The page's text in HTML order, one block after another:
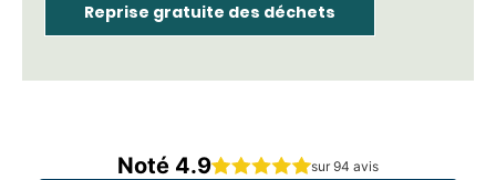
Reprise gratuite des déchets
Noté 4.9 sur 94 avis